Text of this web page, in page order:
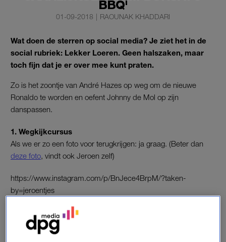
BBQ'
01-09-2018 | RAOUNAK KHADDARI
Wat doen de sterren op social media? Je ziet het in de
social rubriek: Lekker Loeren. Geen halszaken, maar
toch fijn dat je er over mee kunt praten.
Zo is het zoontje van André Hazes op weg om de nieuwe
Ronaldo te worden en oefent Johnny de Mol op zijn
danspassen.
1. Wegkijkcursus
Als we er zo een foto voor terugkrijgen: ja graag. (Beter dan
deze foto, vindt ook Jeroen zelf)
https://www.instagram.com/p/BnJece4BrpM/?taken-
by=jeroentjes
2. ‘Expeditie Robinson’
De kokosnoten(kom) houdt Gaby er nog even in.